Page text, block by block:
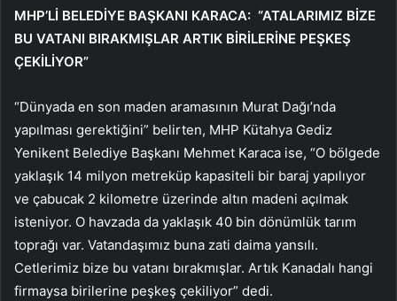
MHP’Lİ BELEDİYE BAŞKANI KARACA: “ATALARIMIZ BİZE
BU VATANI BIRAKMIŞLAR ARTIK BİRİLERİNE PEŞKEŞ
ÇEKİLİYOR”
“Dünyada en son maden aramasının Murat Dağı’nda
yapılması gerektiğini” belirten, MHP Kütahya Gediz
Yenikent Belediye Başkanı Mehmet Karaca ise, “O bölgede
yaklaşık 14 milyon metreküp kapasiteli bir baraj yapılıyor
ve çabucak 2 kilometre üzerinde altın madeni açılmak
isteniyor. O havzada da yaklaşık 40 bin dönümlük tarım
toprağı var. Vatandaşımız buna zati daima yansılı.
Cetlerimiz bize bu vatanı bırakmışlar. Artık Kanadalı hangi
firmaysa birilerine peşkeş çekiliyor” dedi.